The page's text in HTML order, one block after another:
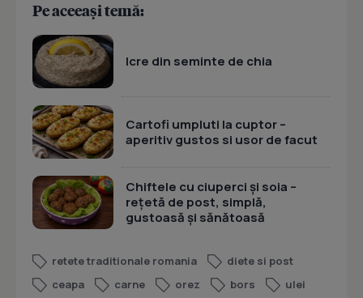
Pe aceeași temă:
Icre din seminte de chia
Cartofi umpluti la cuptor –
aperitiv gustos si usor de facut
Chiftele cu ciuperci și soia –
rețetă de post, simplă,
gustoasă și sănătoasă
retete traditionale romania
diete si post
ceapa
carne orez bors
ulei